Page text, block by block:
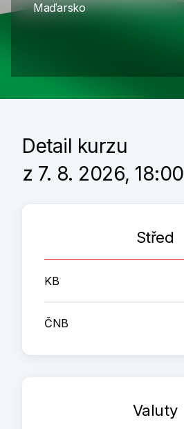
Maďarsko
Detail kurzu
z 7. 8. 2026, 18:00
Střed
KB
ČNB
Valuty